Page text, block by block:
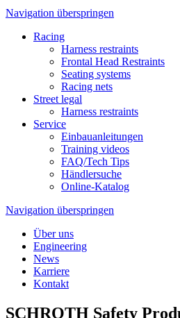
Navigation überspringen
Racing
Harness restraints
Frontal Head Restraints
Seating systems
Racing nets
Street legal
Harness restraints
Service
Einbauanleitungen
Training videos
FAQ/Tech Tips
Händlersuche
Online-Katalog
Navigation überspringen
Über uns
Engineering
News
Karriere
Kontakt
SCHROTH Safety